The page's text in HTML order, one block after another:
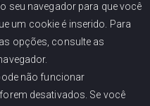
seu navegador para que você
um cookie é inserido. Para
opções, consulte as
não funcionar
desativados. Se você